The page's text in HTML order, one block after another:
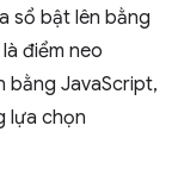
sổ bật lên bằng
điểm neo
bằng JavaScript,
lựa chọn